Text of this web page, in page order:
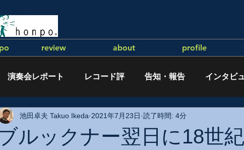
review about profile
演奏会レポート レコード評 告知・報告 インタビ
ルックナー翌日に18世
池田卓夫 Takuo Ikeda 2021年7月23日 読了時間: 4分